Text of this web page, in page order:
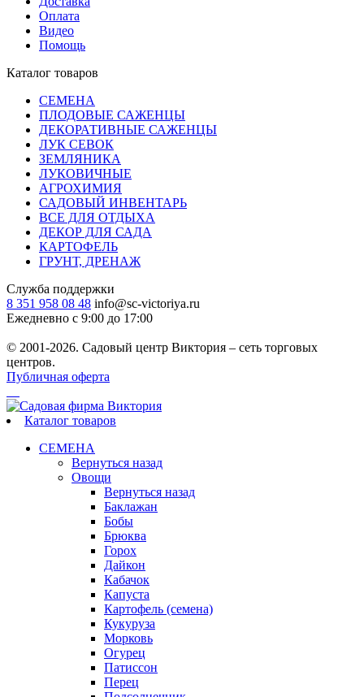
Оплата
Видео
Помощь
Каталог товаров
СЕМЕНА
ПЛОДОВЫЕ САЖЕНЦЫ
ДЕКОРАТИВНЫЕ САЖЕНЦЫ
ЛУК СЕВОК
ЗЕМЛЯНИКА
ЛУКОВИЧНЫЕ
АГРОХИМИЯ
САДОВЫЙ ИНВЕНТАРЬ
ВСЕ ДЛЯ ОТДЫХА
ДЕКОР ДЛЯ САДА
КАРТОФЕЛЬ
ГРУНТ, ДРЕНАЖ
Служба поддержки
8 351 958 08 48 info@sc-victoriya.ru
Ежедневно с 9:00 до 17:00
© 2001-2026. Садовый центр Виктория – сеть торговых
центров.
Публичная оферта
Каталог товаров
СЕМЕНА
Вернуться назад
Овощи
Вернуться назад
Баклажан
Бобы
Брюква
Горох
Дайкон
Кабачок
Капуста
Картофель (семена)
Кукуруза
Морковь
Огурец
Патиссон
Перец